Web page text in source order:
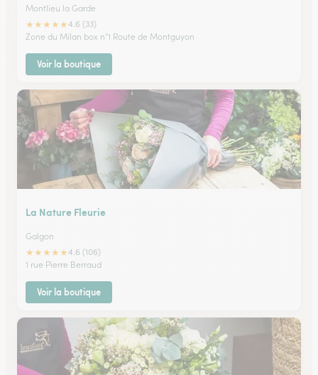
Montlieu la Garde
★★★★★4.6 (33)
Zone du Milan box n°1 Route de Montguyon
Voir la boutique
La Nature Fleurie
Galgon
★★★★★4.6 (106)
1 rue Pierre Berraud
Voir la boutique